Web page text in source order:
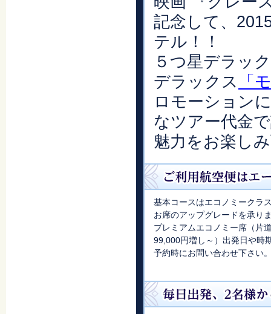
記念して、
テル！！
５つ星デラッ
デラックス
「
ロモーション
なツアー代金
魅力をお楽し
基本コースはエコノミークラ
お席のアップグレードを承り
プレミアムエコノミー席（片
99,000円増し～）出発日や時
予約時にお問い合わせ下さい